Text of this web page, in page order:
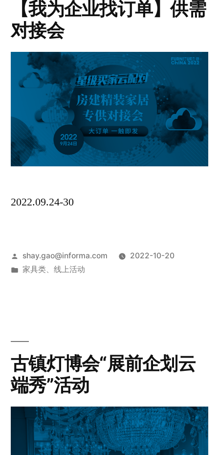
【我为企业找订单】供需
对接会
2022.09.24-30
shay.gao@informa.com
2022-10-20
家具类、 线上活动
古镇灯博会“展前企划云
端秀”活动